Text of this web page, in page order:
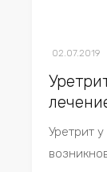
02.07.2019
Уретрит